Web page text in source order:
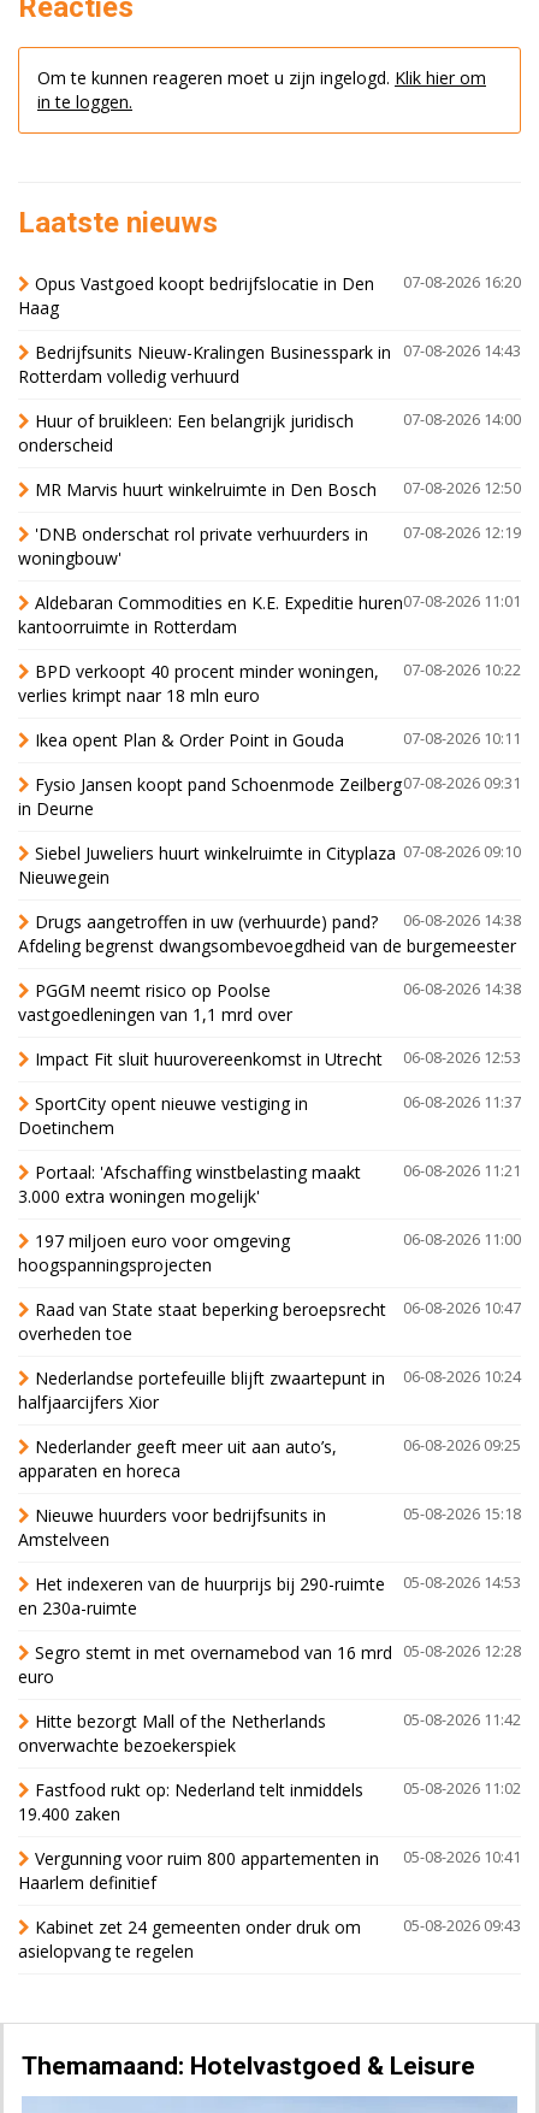
Reacties
Om te kunnen reageren moet u zijn ingelogd. Klik hier om
in te loggen.
Laatste nieuws
07-08-2026 16:20
Opus Vastgoed koopt bedrijfslocatie in Den
Haag
07-08-2026 14:43
Bedrijfsunits Nieuw-Kralingen Businesspark in
Rotterdam volledig verhuurd
07-08-2026 14:00
Huur of bruikleen: Een belangrijk juridisch
onderscheid
07-08-2026 12:50
MR Marvis huurt winkelruimte in Den Bosch
07-08-2026 12:19
'DNB onderschat rol private verhuurders in
woningbouw'
07-08-2026 11:01
Aldebaran Commodities en K.E. Expeditie huren
kantoorruimte in Rotterdam
07-08-2026 10:22
BPD verkoopt 40 procent minder woningen,
verlies krimpt naar 18 mln euro
07-08-2026 10:11
Ikea opent Plan & Order Point in Gouda
07-08-2026 09:31
Fysio Jansen koopt pand Schoenmode Zeilberg
in Deurne
07-08-2026 09:10
Siebel Juweliers huurt winkelruimte in Cityplaza
Nieuwegein
06-08-2026 14:38
Drugs aangetroffen in uw (verhuurde) pand?
Afdeling begrenst dwangsombevoegdheid van de burgemeester
06-08-2026 14:38
PGGM neemt risico op Poolse
vastgoedleningen van 1,1 mrd over
06-08-2026 12:53
Impact Fit sluit huurovereenkomst in Utrecht
06-08-2026 11:37
SportCity opent nieuwe vestiging in
Doetinchem
06-08-2026 11:21
Portaal: 'Afschaffing winstbelasting maakt
3.000 extra woningen mogelijk'
06-08-2026 11:00
197 miljoen euro voor omgeving
hoogspanningsprojecten
06-08-2026 10:47
Raad van State staat beperking beroepsrecht
overheden toe
06-08-2026 10:24
Nederlandse portefeuille blijft zwaartepunt in
halfjaarcijfers Xior
06-08-2026 09:25
Nederlander geeft meer uit aan auto’s,
apparaten en horeca
05-08-2026 15:18
Nieuwe huurders voor bedrijfsunits in
Amstelveen
05-08-2026 14:53
Het indexeren van de huurprijs bij 290-ruimte
en 230a-ruimte
05-08-2026 12:28
Segro stemt in met overnamebod van 16 mrd
euro
05-08-2026 11:42
Hitte bezorgt Mall of the Netherlands
onverwachte bezoekerspiek
05-08-2026 11:02
Fastfood rukt op: Nederland telt inmiddels
19.400 zaken
05-08-2026 10:41
Vergunning voor ruim 800 appartementen in
Haarlem definitief
05-08-2026 09:43
Kabinet zet 24 gemeenten onder druk om
asielopvang te regelen
Themamaand: Hotelvastgoed & Leisure